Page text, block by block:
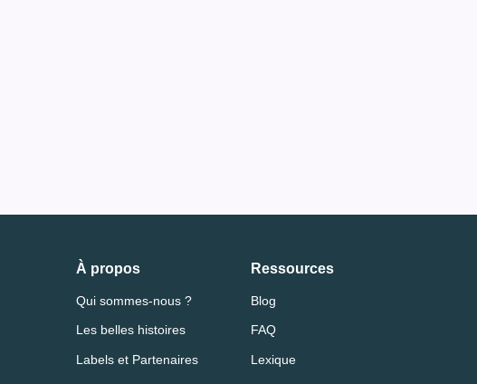
À propos
Qui sommes-nous ?
Les belles histoires
Labels et Partenaires
Ressources
Blog
FAQ
Lexique